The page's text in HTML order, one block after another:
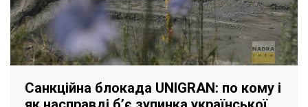
Санкційна блокада UNIGRAN: по кому і